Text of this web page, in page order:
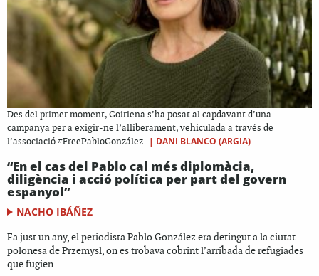
Des del primer moment, Goiriena s’ha posat al capdavant d’una
campanya per a exigir-ne l’alliberament, vehiculada a través de
l’associació #FreePabloGonzález
| DANI BLANCO (ARGIA)
“En el cas del Pablo cal més diplomàcia,
diligència i acció política per part del govern
espanyol”
NACHO IBÁÑEZ
Fa just un any, el periodista Pablo González era detingut a la ciutat
polonesa de Przemysl, on es trobava cobrint l’arribada de refugiades
que fugien...